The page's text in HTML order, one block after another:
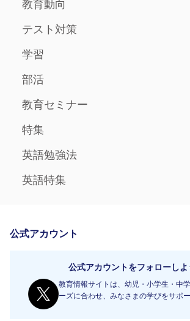
教育動向
テスト対策
学習
部活
教育セミナー
特集
英語勉強法
英語特集
公式アカウント
公式アカウントをフォローしよ
教育情報サイトは、幼児・小学生・中
ーズに合わせ、みなさまの学びをサポー